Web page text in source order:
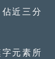
近三分
元素所